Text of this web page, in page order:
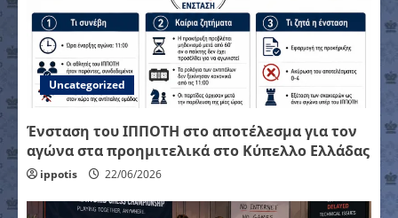
Uncategorized
Ένσταση του ΙΠΠΟΤΗ στο αποτέλεσμα για τον
αγώνα στα προημιτελικά στο Κύπελλο Ελλάδας
ippotis 22/06/2026